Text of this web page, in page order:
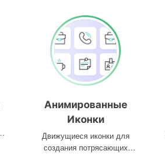
Анимированные
Иконки
Движущиеся иконки для
создания потрясающих